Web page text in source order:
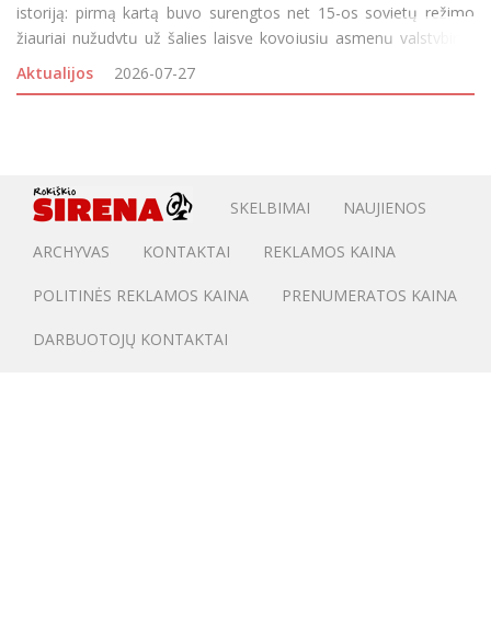
istoriją: pirmą kartą buvo surengtos net 15-os sovietų režimo
žiauriai nužudytų už šalies laisvę kovojusių asmenų valstybinio
lygio laidotuvės. Jūžintų ir Ragelių kapinėse į amžinojo poilsio
vietas sekmadienį p
Aktualijos 2026-07-27
SKELBIMAI NAUJIENOS
ARCHYVAS KONTAKTAI REKLAMOS KAINA
POLITINĖS REKLAMOS KAINA PRENUMERATOS KAINA
DARBUOTOJŲ KONTAKTAI